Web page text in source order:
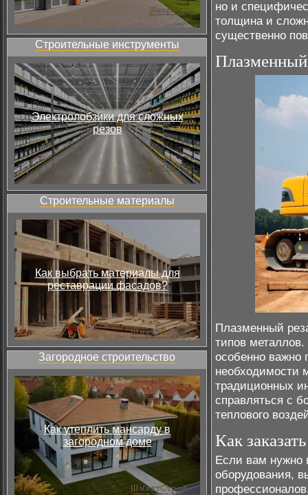
Строительные инструменты
Электролобзики для сложных
резов
Строительные материалы
Как выбрать материалы для
реставрации фасадов?
Загородное строительство
Как утеплить мансарду в
загородном доме
но и
толщина и
существенно
Плазменный
Плазменный
типов
особенно важно
необходимости
традиционных
справляться с
теплового
Как
Если вам нужно
оборудования,